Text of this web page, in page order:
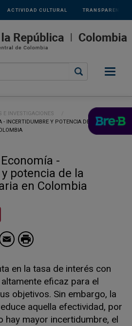
ACTIVIDAD CULTURAL TRANSPARENCIA
E INVESTIGACIONES
- INCERTIDUMBRE Y POTENCIA DE LA
-
potencia de la
en Colombia
Email
en la tasa de interés con
eficaz para el
objetivos. Sin embargo, la
aquella efectividad, por
hay mayor incertidumbre, el